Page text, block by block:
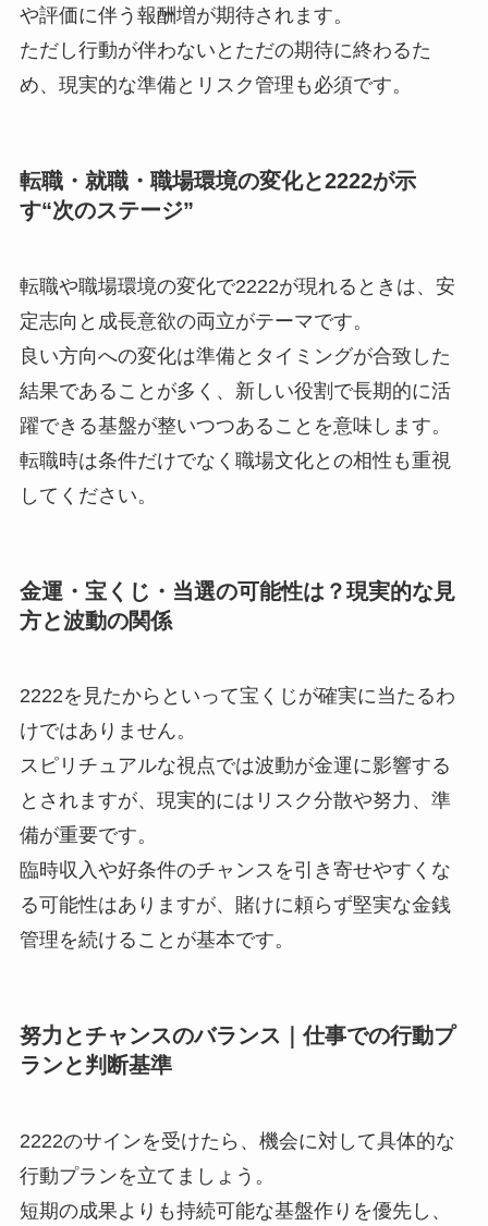
や評価に伴う報酬増が期待されます。
ただし行動が伴わないとただの期待に終わるた
め、現実的な準備とリスク管理も必須です。
転職・就職・職場環境の変化と2222が示
す“次のステージ”
転職や職場環境の変化で2222が現れるときは、安
定志向と成長意欲の両立がテーマです。
良い方向への変化は準備とタイミングが合致した
結果であることが多く、新しい役割で長期的に活
躍できる基盤が整いつつあることを意味します。
転職時は条件だけでなく職場文化との相性も重視
してください。
金運・宝くじ・当選の可能性は？現実的な見
方と波動の関係
2222を見たからといって宝くじが確実に当たるわ
けではありません。
スピリチュアルな視点では波動が金運に影響する
とされますが、現実的にはリスク分散や努力、準
備が重要です。
臨時収入や好条件のチャンスを引き寄せやすくな
る可能性はありますが、賭けに頼らず堅実な金銭
管理を続けることが基本です。
努力とチャンスのバランス｜仕事での行動プ
ランと判断基準
2222のサインを受けたら、機会に対して具体的な
行動プランを立てましょう。
短期の成果よりも持続可能な基盤作りを優先し、